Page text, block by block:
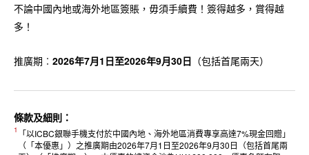
不論中國內地或海外地區簽賬，毋須手續費！簽得越多，賞得越
多！
推廣期︰ 2026年7月1日至2026年9月30日 （包括首尾兩天）
條款及細則：
1
「以ICBC銀聯手機支付於中國內地、海外地區消費專享高達7%現金回贈」
（「本優惠」）之推廣期由2026年7月1日至2026年9月30日（包括首尾兩